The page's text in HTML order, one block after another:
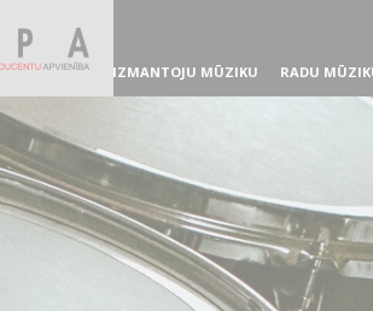
IZMANTOJU MŪZIKU RADU